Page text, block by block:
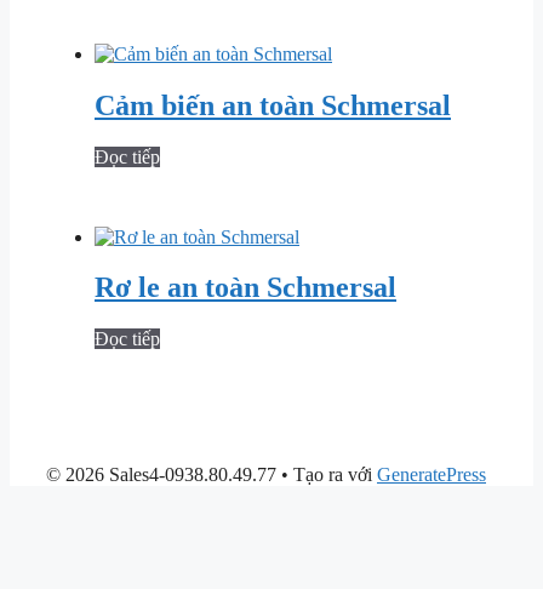
Cảm biến an toàn Schmersal
Đọc tiếp
Rơ le an toàn Schmersal
Đọc tiếp
© 2026 Sales4-0938.80.49.77 • Tạo ra với GeneratePress